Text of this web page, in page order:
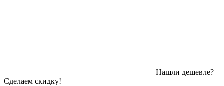
Нашли дешевле?
Сделаем скидку!